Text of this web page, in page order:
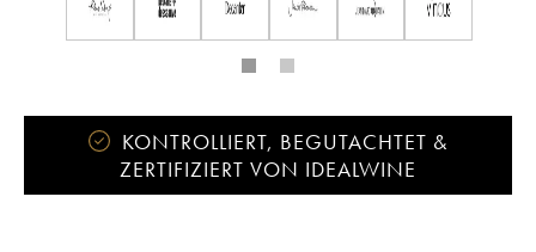
KONTROLLIERT, BEGUTACHTET &
ZERTIFIZIERT VON IDEALWINE